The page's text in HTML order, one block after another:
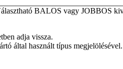
BALOS vagy JOBBOS
adja vissza.
által használt típus megjelölésével.